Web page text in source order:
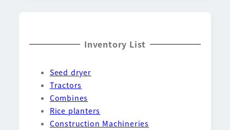
Inventory List
Seed dryer
Tractors
Combines
Rice planters
Construction Machineries